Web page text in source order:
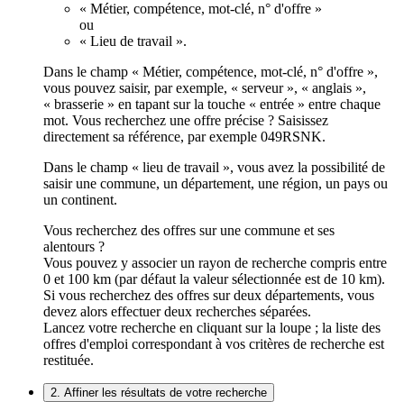
« Métier, compétence, mot-clé, n° d'offre »
ou
« Lieu de travail ».
Dans le champ « Métier, compétence, mot-clé, n° d'offre »,
vous pouvez saisir, par exemple, « serveur », « anglais »,
« brasserie » en tapant sur la touche « entrée » entre chaque
mot. Vous recherchez une offre précise ? Saisissez
directement sa référence, par exemple 049RSNK.
Dans le champ « lieu de travail », vous avez la possibilité de
saisir une commune, un département, une région, un pays ou
un continent.
Vous recherchez des offres sur une commune et ses
alentours ?
Vous pouvez y associer un rayon de recherche compris entre
0 et 100 km (par défaut la valeur sélectionnée est de 10 km).
Si vous recherchez des offres sur deux départements, vous
devez alors effectuer deux recherches séparées.
Lancez votre recherche en cliquant sur la loupe ; la liste des
offres d'emploi correspondant à vos critères de recherche est
restituée.
2. Affiner les résultats de votre recherche